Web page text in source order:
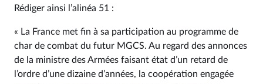
Rédiger ainsi l’alinéa 51 :
« La France met fin à sa participation au programme de
char de combat du futur MGCS. Au regard des annonces
de la ministre des Armées faisant état d’un retard de
l’ordre d’une dizaine d’années, la coopération engagée